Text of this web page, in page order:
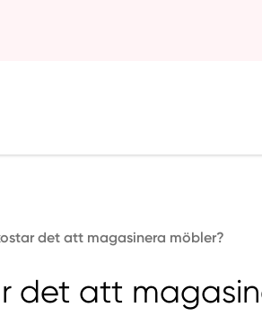
det att magasinera möbler?
det att